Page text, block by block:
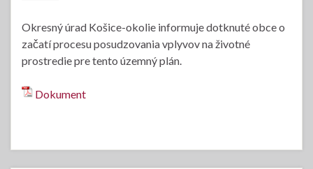
Okresný úrad Košice-okolie informuje dotknuté obce o
začatí procesu posudzovania vplyvov na životné
prostredie pre tento územný plán.
Dokument